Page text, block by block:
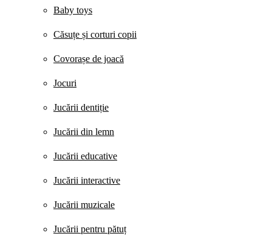
Baby toys
Căsuțe și corturi copii
Covorașe de joacă
Jocuri
Jucării dentiție
Jucării din lemn
Jucării educative
Jucării interactive
Jucării muzicale
Jucării pentru pătuț